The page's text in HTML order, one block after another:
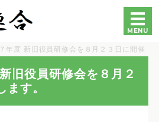
豊田連合町内会自治会
MENU
介
年度 新旧役員研修会を８月２３日に開催
旧役員研修会を８月２
ます。